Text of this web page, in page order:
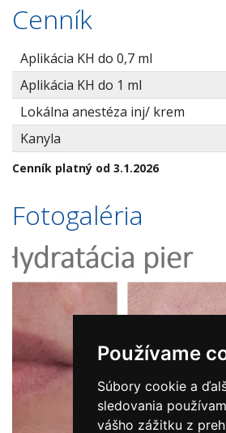
Používame
Súbory cookie a
sledovania
vášho zážitku z
Cenník
Aplikácia KH do 0,7 ml
Aplikácia KH do 1 ml
Lokálna anestéza inj/ krem
Kanyla
Cenník platný od 3.1.2026
Fotogaléria